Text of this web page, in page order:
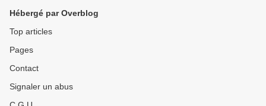
Hébergé par Overblog
Top articles
Pages
Contact
Signaler un abus